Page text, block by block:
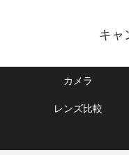
キャ
カメラ
レンズ比較